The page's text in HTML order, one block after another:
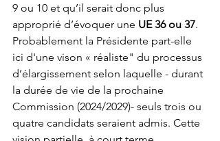
9 ou 10 et qu’il serait donc plus
approprié d’évoquer une UE 36 ou 37.
Probablement la Présidente part-elle
ici d'une vison « réaliste" du processus
d’élargissement selon laquelle - durant
la durée de vie de la prochaine
Commission (2024/2029)- seuls trois ou
quatre candidats seraient admis. Cette